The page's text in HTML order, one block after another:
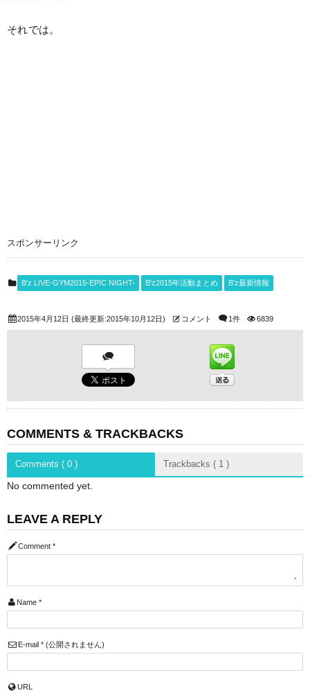
それでは。
スポンサーリンク
B'z LIVE-GYM2015-EPIC NIGHT- B'z2015年活動まとめ B'z最新情報
2015年4月12日 (最終更新:2015年10月12日) コメント 1件 6839
COMMENTS & TRACKBACKS
Comments ( 0 ) Trackbacks ( 1 )
No commented yet.
LEAVE A REPLY
Comment *
Name *
E-mail *(公開されません)
URL